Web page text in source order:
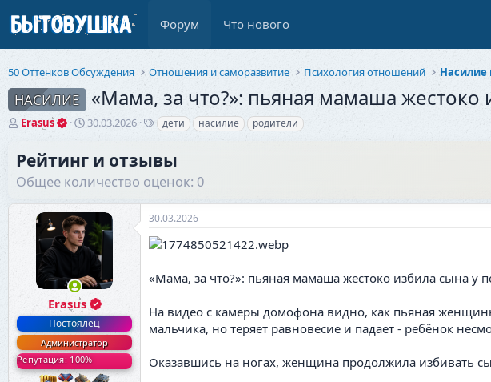
Форум Что нового
50 Оттенков Обсуждения Отношения и саморазвитие Психология отношений Насилие
НАСИЛИЕ «Мама, за что?»: пьяная мамаша жестоко
А
о
р
е
Erasus
Д
н
ч
а
л
а
30.03.2026
Т
и
дети насилие родители
Рейтинг и отзывы
Общее количество оценок: 0
Erasus
Постоялец
Администратор
Репутация: 100%
30.03.2026
«Мама, за что?»: пьяная мамаша жестоко избила сына у
На видео с камеры домофона видно, как пьяная
мальчика, но теряет равновесие и падает - ребёнок
Оказавшись на ногах, женщина продолжила избивать